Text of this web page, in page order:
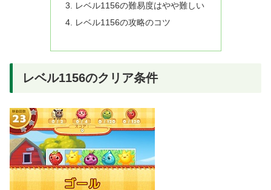
レベル1156の難易度はやや難しい
レベル1156の攻略のコツ
レベル1156のクリア条件